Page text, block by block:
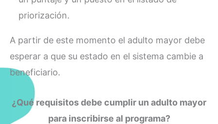
priorización.
A partir de este momento el adulto mayor debe
esperar a que su estado en el sistema cambie a
beneficiario.
¿Qué requisitos debe cumplir un adulto mayor
para inscribirse al programa?